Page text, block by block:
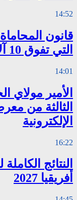
14:52
قانون
التي تفوق 10 آلاف درهم بالشيك
14:01
الأمير مولاي
الثالثة من
الإلكترونية
16:22
النتائج
أفريقيا 2027